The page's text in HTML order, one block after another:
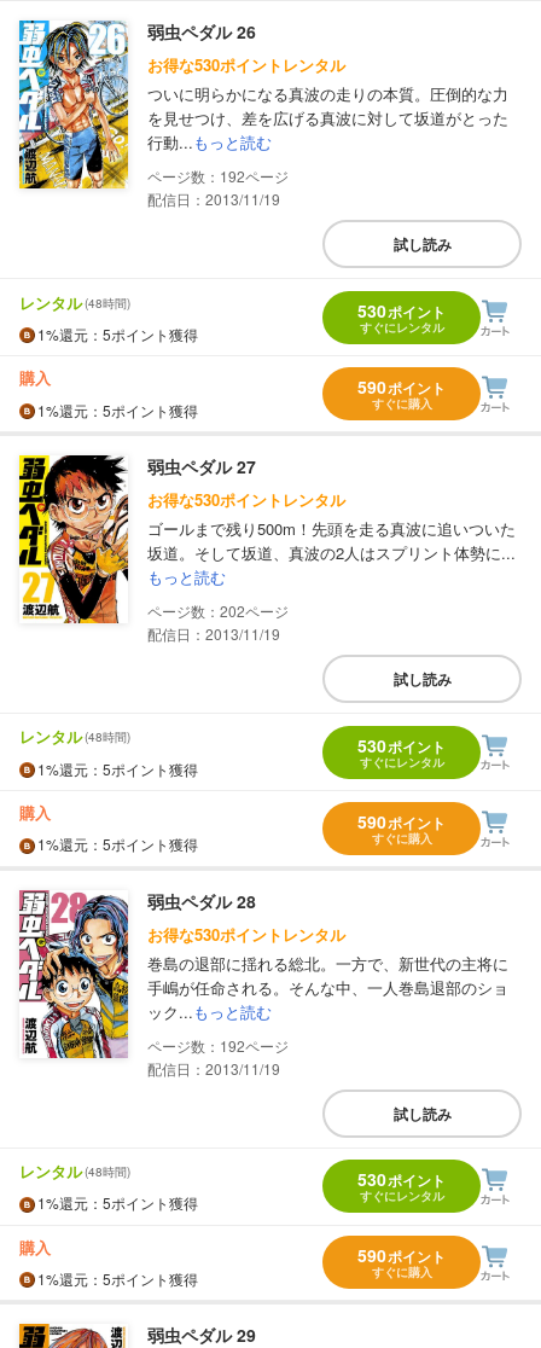
弱虫ペダル 26
お得な530ポイントレンタル
ついに明らかになる真波の走りの本質。圧倒的な力
を見せつけ、差を広げる真波に対して坂道がとった
行動...もっと読む
192
配信日：2013/11/19
試し読み
レンタル(48時間)
1%還元 ：5ポイント獲得
530ポイント
すぐにレンタル
購入
1%還元 ：5ポイント獲得
590ポイント
すぐに購入
弱虫ペダル 27
お得な530ポイントレンタル
ゴールまで残り500m！先頭を走る真波に追いついた
坂道。そして坂道、真波の2人はスプリント体勢に...
もっと読む
202
配信日：2013/11/19
試し読み
レンタル(48時間)
1%還元 ：5ポイント獲得
530ポイント
すぐにレンタル
購入
1%還元 ：5ポイント獲得
590ポイント
すぐに購入
弱虫ペダル 28
お得な530ポイントレンタル
巻島の退部に揺れる総北。一方で、新世代の主将に
手嶋が任命される。そんな中、一人巻島退部のショ
ック...もっと読む
192
配信日：2013/11/19
試し読み
レンタル(48時間)
1%還元 ：5ポイント獲得
530ポイント
すぐにレンタル
購入
1%還元 ：5ポイント獲得
590ポイント
すぐに購入
弱虫ペダル 29